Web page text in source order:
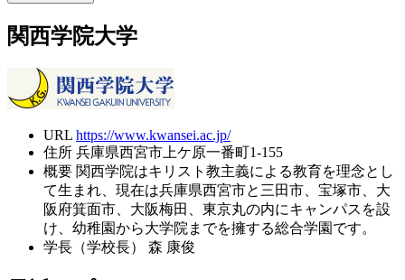
関西学院大学
URL https://www.kwansei.ac.jp/
住所 兵庫県西宮市上ケ原一番町1-155
概要 関西学院はキリスト教主義による教育を理念とし
て生まれ、現在は兵庫県西宮市と三田市、宝塚市、大
阪府箕面市、大阪梅田、東京丸の内にキャンパスを設
け、幼稚園から大学院までを擁する総合学園です。
学長（学校長）
森 康俊